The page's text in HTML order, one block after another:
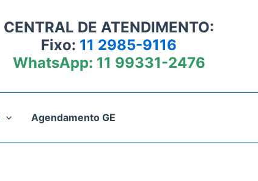
CENTRAL DE ATENDIMENTO:
Fixo: 11 2985-9116
WhatsApp: 11 99331-2476
Agendamento GE